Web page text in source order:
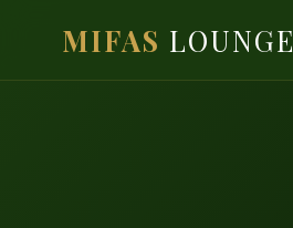
MIFAS LOUNGE